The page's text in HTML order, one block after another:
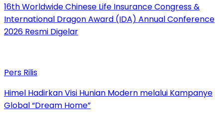
16th Worldwide Chinese Life Insurance Congress &
International Dragon Award (IDA) Annual Conference
2026 Resmi Digelar
Pers Rilis
Himel Hadirkan Visi Hunian Modern melalui Kampanye
Global “Dream Home”